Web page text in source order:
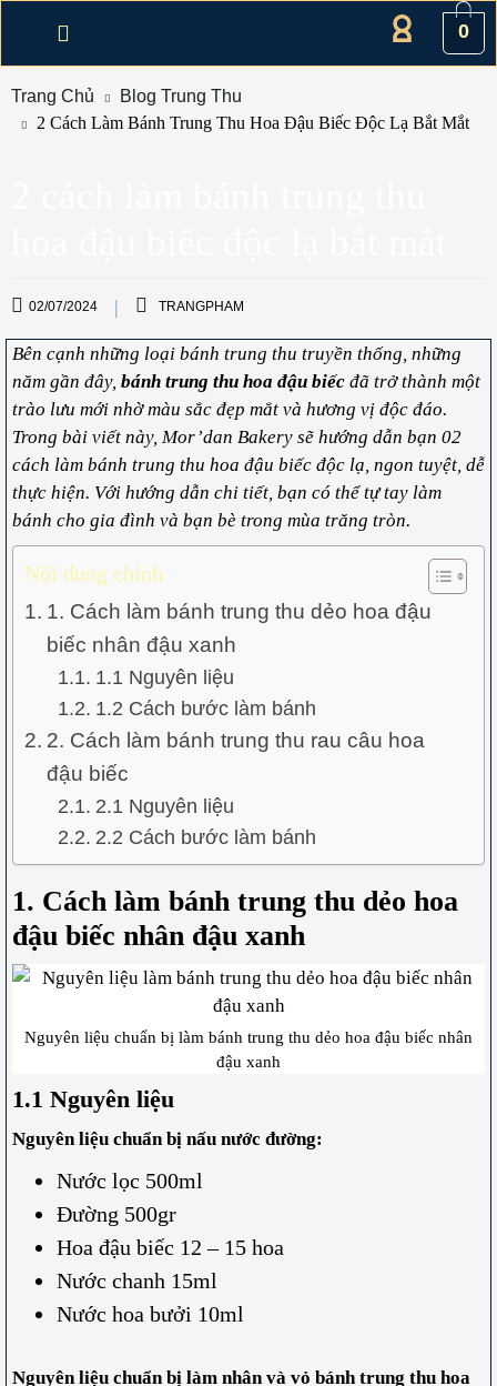
0
Trang Chủ
Blog Trung Thu
2 Cách Làm Bánh Trung Thu Hoa Đậu Biếc Độc Lạ Bắt Mắt
02/07/2024 TRANGPHAM
Bên cạnh những loại bánh trung thu truyền thống, những
năm gần đây, bánh trung thu hoa đậu biếc đã trở thành một
trào lưu mới nhờ màu sắc đẹp mắt và hương vị độc đáo.
Trong bài viết này, Mor’dan Bakery sẽ hướng dẫn bạn 02
cách làm bánh trung thu hoa đậu biếc độc lạ, ngon tuyệt, dễ
thực hiện. Với hướng dẫn chi tiết, bạn có thể tự tay làm
bánh cho gia đình và bạn bè trong mùa trăng tròn.
Nội dung chính
1. Cách làm bánh trung thu dẻo hoa đậu
biếc nhân đậu xanh
1.1 Nguyên liệu
1.2 Cách bước làm bánh
2. Cách làm bánh trung thu rau câu hoa
đậu biếc
2.1 Nguyên liệu
2.2 Cách bước làm bánh
1. Cách làm bánh trung thu dẻo hoa
đậu biếc nhân đậu xanh
Nguyên liệu chuẩn bị làm bánh trung thu dẻo hoa đậu biếc nhân
đậu xanh
1.1 Nguyên liệu
Nguyên liệu chuẩn bị nấu nước đường:
Nước lọc 500ml
Đường 500gr
Hoa đậu biếc 12 – 15 hoa
Nước chanh 15ml
Nước hoa bưởi 10ml
Nguyên liệu chuẩn bị làm nhân và vỏ bánh trung thu hoa